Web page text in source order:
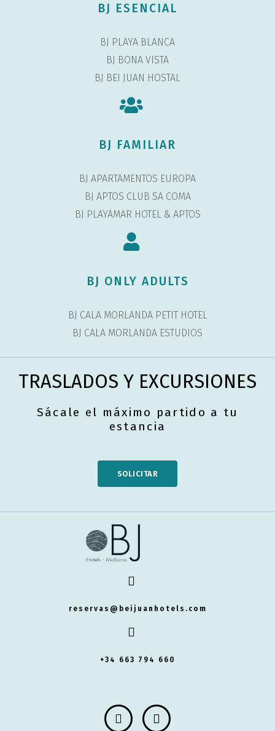
BJ ESENCIAL
BJ PLAYA BLANCA
BJ BONA VISTA
BJ BEI JUAN HOSTAL
BJ FAMILIAR
BJ APARTAMENTOS EUROPA
BJ APTOS CLUB SA COMA
BJ PLAYAMAR HOTEL & APTOS
BJ ONLY ADULTS
BJ CALA MORLANDA PETIT HOTEL
BJ CALA MORLANDA ESTUDIOS
TRASLADOS Y EXCURSIONES
Sácale el máximo partido a tu
estancia
SOLICITAR
reservas@beijuanhotels.com
+34 663 794 660